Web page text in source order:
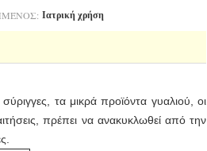
Ιατρική χρήση
τα μικρά προϊόντα γυαλιού, οι
πρέπει να ανακυκλωθεί από την